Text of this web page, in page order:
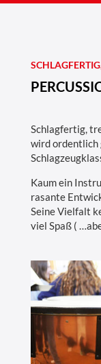
u
g
l
a
s
s
e
P
e
r
c
u
Schlagfertig,
wird ordentlich
Kaum ein
rasante
Seine Vielfalt
viel Spaß (